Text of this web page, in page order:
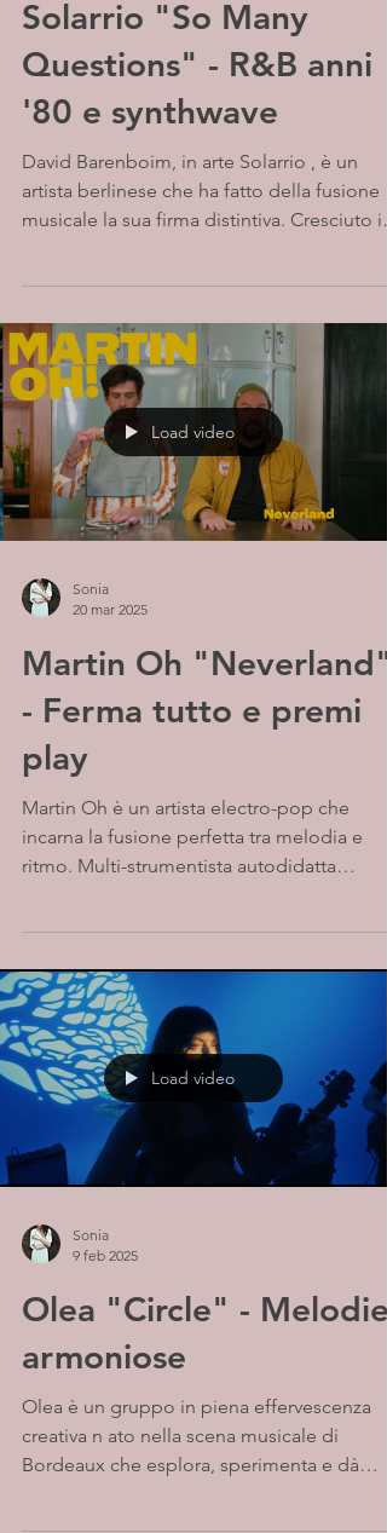
Solarrio "So Many
Questions" - R&B anni
'80 e synthwave
David Barenboim, in arte Solarrio , è un
artista berlinese che ha fatto della fusione
musicale la sua firma distintiva. Cresciuto in
Load video
Sonia
20 mar 2025
Martin Oh "Neverland"
- Ferma tutto e premi
play
Martin Oh è un artista electro-pop che
incarna la fusione perfetta tra melodia e
ritmo. Multi-strumentista autodidatta
Load video
Sonia
9 feb 2025
Olea "Circle" - Melodie
armoniose
Olea è un gruppo in piena effervescenza
creativa n ato nella scena musicale di
Bordeaux che esplora, sperimenta e dà